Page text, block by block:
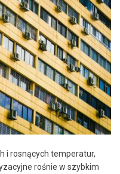
i rosnących temperatur,
rośnie w szybkim